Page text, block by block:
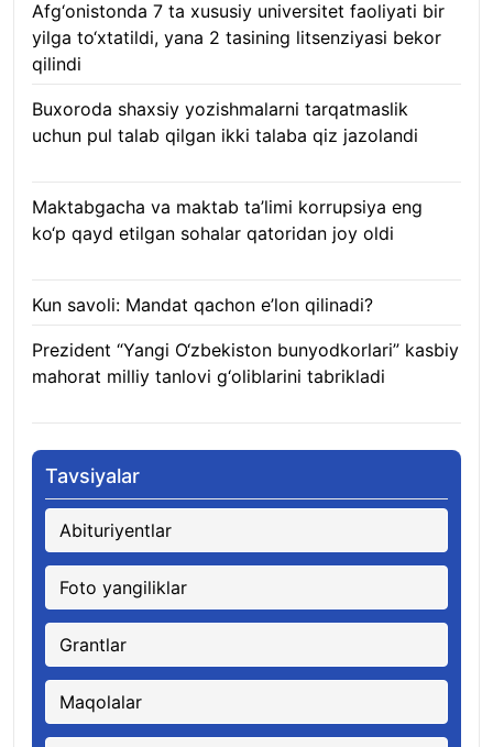
Afg‘onistonda 7 ta xususiy universitet faoliyati bir
yilga to‘xtatildi, yana 2 tasining litsenziyasi bekor
qilindi
Buxoroda shaxsiy yozishmalarni tarqatmaslik
uchun pul talab qilgan ikki talaba qiz jazolandi
Maktabgacha va maktab ta’limi korrupsiya eng
ko‘p qayd etilgan sohalar qatoridan joy oldi
Kun savoli: Mandat qachon e’lon qilinadi?
Prezident “Yangi O‘zbekiston bunyodkorlari” kasbiy
mahorat milliy tanlovi g‘oliblarini tabrikladi
Tavsiyalar
Abituriyentlar
Foto yangiliklar
Grantlar
Maqolalar